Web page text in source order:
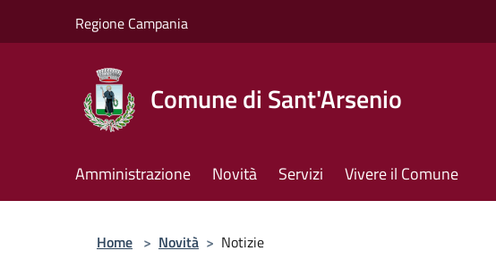
Regione Campania
Comune di Sant'Arsenio
Amministrazione Novità Servizi Vivere il Comune
Home > Novità > Notizie